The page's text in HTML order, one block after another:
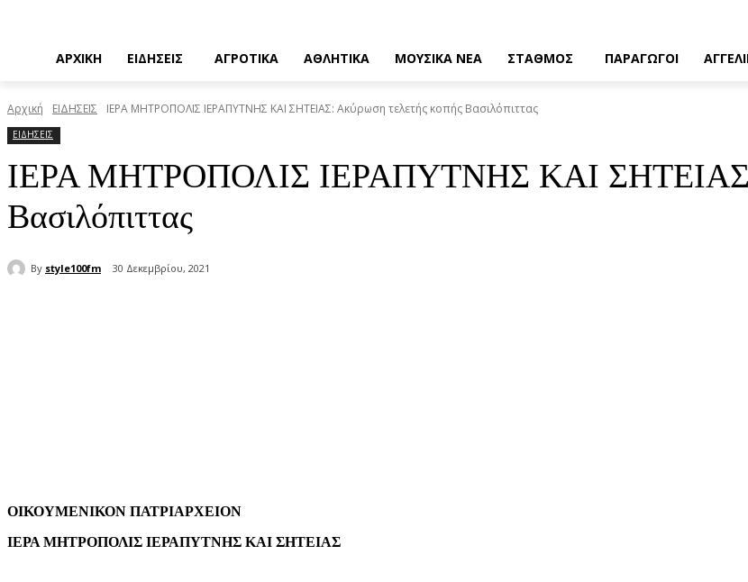
ΑΡΧΙΚΗ ΕΙΔΗΣΕΙΣ ΑΓΡΟΤΙΚΑ ΑΘΛΗΤΙΚΑ ΜΟΥΣΙΚΑ ΝΕΑ ΣΤΑΘΜΟΣ ΠΑΡΑΓΩΓΟΙ
Αρχική ΕΙΔΗΣΕΙΣ ΙΕΡΑ ΜΗΤΡΟΠΟΛΙΣ ΙΕΡΑΠΥΤΝΗΣ ΚΑΙ ΣΗΤΕΙΑΣ: Ακύρωση τελετής κοπής Βασιλόπιττας
ΕΙΔΗΣΕΙΣ
ΙΕΡΑ ΜΗΤΡΟΠΟΛΙΣ ΙΕΡΑΠΥΤΝΗΣ ΚΑΙ ΣΗΤΕΙΑΣ:
Βασιλόπιττας
By style100fm 30 Δεκεμβρίου, 2021
ΟΙΚΟΥΜΕΝΙΚΟΝ ΠΑΤΡΙΑΡΧΕΙΟΝ
ΙΕΡΑ ΜΗΤΡΟΠΟΛΙΣ ΙΕΡΑΠΥΤΝΗΣ ΚΑΙ ΣΗΤΕΙΑΣ